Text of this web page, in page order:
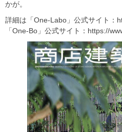
かが。
詳細は「One-Labo」公式サイト：
「One-Bo」公式サイト：https://